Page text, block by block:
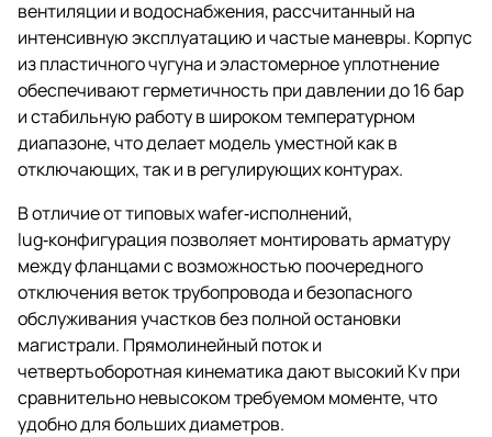
вентиляции и водоснабжения, рассчитанный на
интенсивную эксплуатацию и частые маневры. Корпус
из пластичного чугуна и эластомерное уплотнение
обеспечивают герметичность при давлении до 16 бар
и стабильную работу в широком температурном
диапазоне, что делает модель уместной как в
отключающих, так и в регулирующих контурах.
В отличие от типовых wafer‑исполнений,
lug‑конфигурация позволяет монтировать арматуру
между фланцами с возможностью поочередного
отключения веток трубопровода и безопасного
обслуживания участков без полной остановки
магистрали. Прямолинейный поток и
четвертьоборотная кинематика дают высокий Kv при
сравнительно невысоком требуемом моменте, что
удобно для больших диаметров.